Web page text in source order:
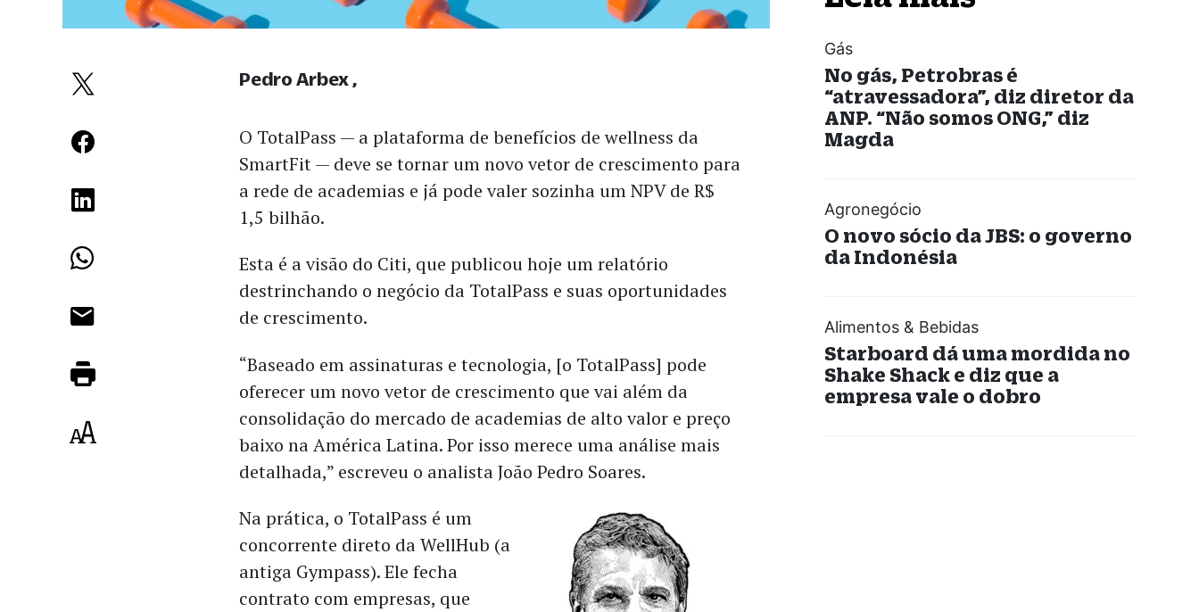
O TotalPass — a plataforma de benefícios de wellness da
SmartFit — deve se tornar um novo vetor de crescimento para
a rede de academias e já pode valer sozinha um NPV de R$
1,5 bilhão.
Esta é a visão do Citi, que publicou hoje um relatório
destrinchando o negócio da TotalPass e suas oportunidades
de crescimento.
“Baseado em assinaturas e tecnologia, [o TotalPass] pode
oferecer um novo vetor de crescimento que vai além da
consolidação do mercado de academias de alto valor e preço
baixo na América Latina. Por isso merece uma análise mais
detalhada,” escreveu o analista João Pedro Soares.
Na prática, o TotalPass é um
concorrente direto da WellHub (a
antiga Gympass). Ele fecha
contrato com empresas, que
Pedro Arbex
Gás
No gás, Petrobras é
“atravessadora”, diz diretor da
ANP. “Não somos ONG,” diz
Magda
Agronegócio
O novo sócio da JBS: o governo
da Indonésia
Alimentos & Bebidas
Starboard dá uma mordida no
Shake Shack e diz que a
empresa vale o dobro